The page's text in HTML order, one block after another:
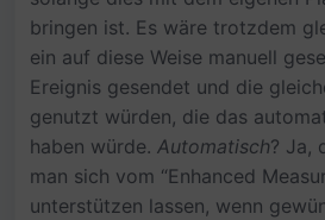
bringen ist. Es wäre trotzdem
ein auf diese Weise manuell
Ereignis gesendet und die
genutzt würden, die das
haben würde. Automatisch? Ja,
man sich vom “Enhanced
unterstützen lassen, wenn